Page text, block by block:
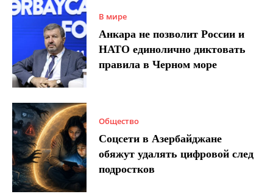
В мире
Анкара не позволит России и
НАТО единолично диктовать
правила в Черном море
Общество
Соцсети в Азербайджане
обяжут удалять цифровой след
подростков